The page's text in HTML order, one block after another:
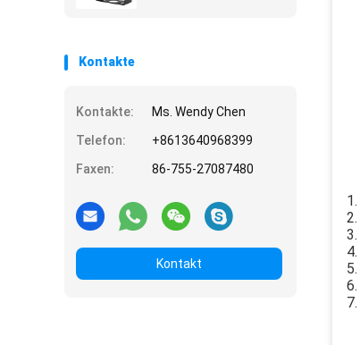
Kontakte
Kontakte:
Ms. Wendy Chen
Telefon:
+8613640968399
Faxen:
86-755-27087480
Kontakt